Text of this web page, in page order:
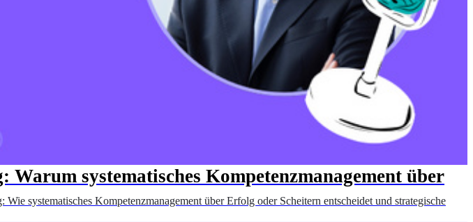
systematisches Kompetenzmanagement über
systematisches Kompetenzmanagement über Erfolg oder Scheitern entscheidet und strategische